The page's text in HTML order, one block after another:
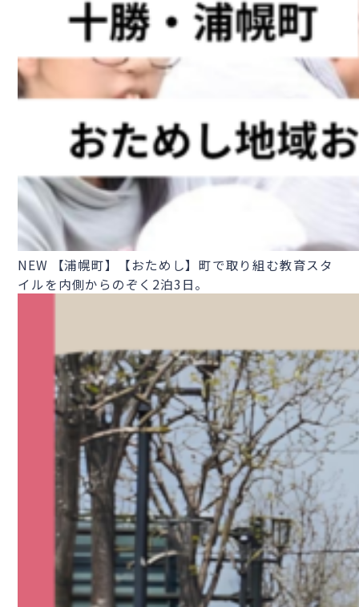
NEW 【浦幌町】【おためし】町で取り組む教育スタ
イルを内側からのぞく2泊3日。